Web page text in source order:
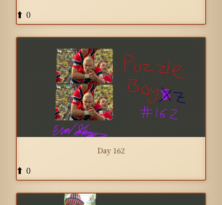
⬆️ 0
Day 162
⬆️ 0